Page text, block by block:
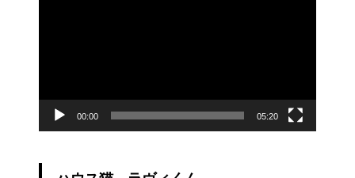
00:00 05:20